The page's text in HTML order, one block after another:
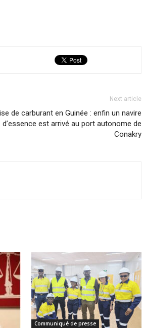
Next article
de carburant en Guinée : enfin un navire
d’essence est arrivé au port autonome de
Conakry
Communiqué de presse